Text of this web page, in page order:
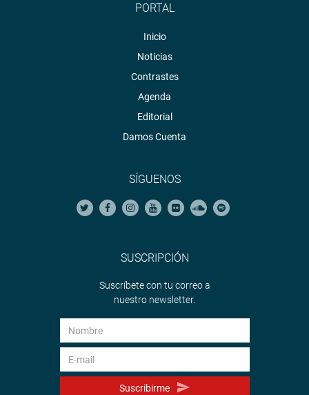
PORTAL
Inicio
Noticias
Contrastes
Agenda
Editorial
Damos Cuenta
SÍGUENOS
SUSCRIPCIÓN
Suscríbete con tu correo a
nuestro newsletter.
Suscribirme